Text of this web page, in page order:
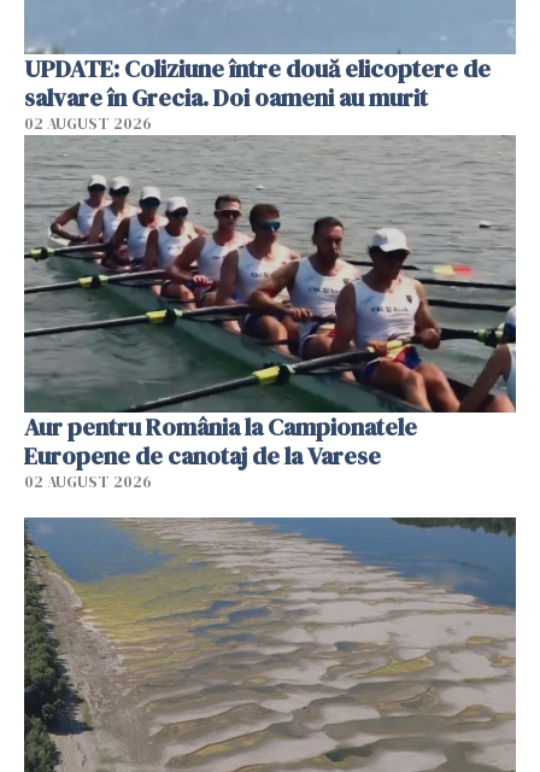
UPDATE: Coliziune între două elicoptere de
salvare în Grecia. Doi oameni au murit
02 AUGUST 2026
Aur pentru România la Campionatele
Europene de canotaj de la Varese
02 AUGUST 2026